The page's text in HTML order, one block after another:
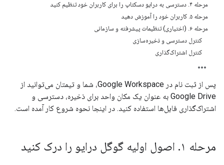
مرحله ۴. دسترسی به درایو دسکتاپ را برای کاربران خود تنظیم کنید
مرحله ۵. کاربران خود را آموزش دهید
مرحله ۶. (اختیاری) تنظیمات پیشرفته و سازمانی
کنترل دسترسی و ذخیره‌سازی
کنترل اشتراک‌گذاری
پس از ثبت نام در Google Workspace، شما و تیمتان می‌توانید از
Google Drive به عنوان یک مکان واحد برای ذخیره، دسترسی و
اشتراک‌گذاری فایل‌ها استفاده کنید. در اینجا نحوه شروع کار آمده است.
مرحله ۱ . اصول اولیه گوگل درایو را درک کنید